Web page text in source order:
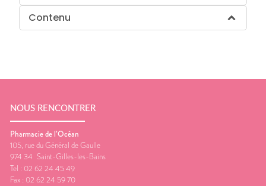
Contenu
NOUS RENCONTRER
Pharmacie de l’Océan
105, rue du Général de Gaulle
974 34 Saint-Gilles-les-Bains
Tel : 02 62 24 45 49
Fax : 02 62 24 59 70